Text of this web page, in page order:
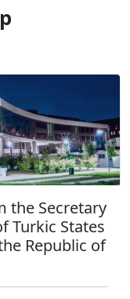
the Secretary
Turkic States
Republic of